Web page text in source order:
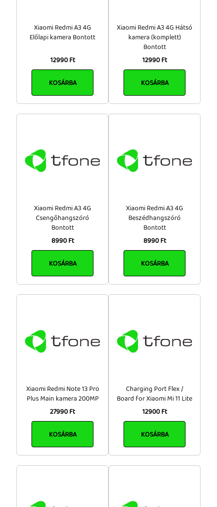
Xiaomi Redmi A3 4G
Előlapi kamera Bontott
12990 Ft
KOSÁRBA
Xiaomi Redmi A3 4G Hátsó
kamera (komplett)
Bontott
12990 Ft
KOSÁRBA
Xiaomi Redmi A3 4G
Csengőhangszóró
Bontott
8990 Ft
KOSÁRBA
Xiaomi Redmi A3 4G
Beszédhangszóró
Bontott
8990 Ft
KOSÁRBA
Xiaomi Redmi Note 13 Pro
Plus Main kamera 200MP
27990 Ft
KOSÁRBA
Charging Port Flex /
Board for Xiaomi Mi 11 Lite
12900 Ft
KOSÁRBA